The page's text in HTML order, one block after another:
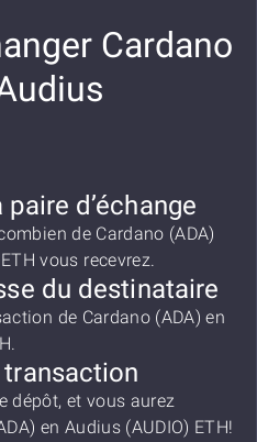
Cardano
d’échange
de Cardano (ADA)
vous recevrez.
du destinataire
de Cardano (ADA) en
dépôt, et vous aurez
en Audius (AUDIO) ETH!